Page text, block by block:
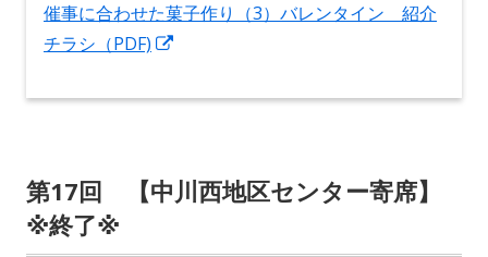
催事に合わせた菓子作り（3）バレンタイン 紹介
チラシ（PDF)
い
ン
第17回 【中川西地区センター寄席】
※終了※